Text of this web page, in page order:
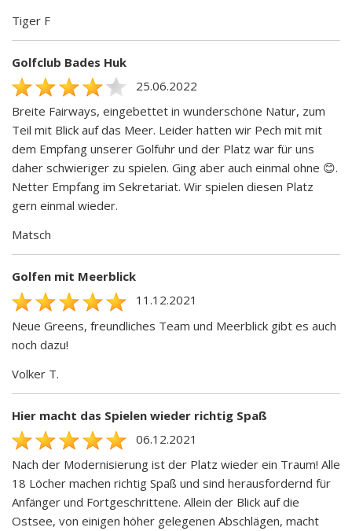
Tiger F
Golfclub Bades Huk
25.06.2022
Breite Fairways, eingebettet in wunderschöne Natur, zum
Teil mit Blick auf das Meer. Leider hatten wir Pech mit mit
dem Empfang unserer Golfuhr und der Platz war für uns
daher schwieriger zu spielen. Ging aber auch einmal ohne 😊.
Netter Empfang im Sekretariat. Wir spielen diesen Platz
gern einmal wieder.
Matsch
Golfen mit Meerblick
11.12.2021
Neue Greens, freundliches Team und Meerblick gibt es auch
noch dazu!
Volker T.
Hier macht das Spielen wieder richtig Spaß
06.12.2021
Nach der Modernisierung ist der Platz wieder ein Traum! Alle
18 Löcher machen richtig Spaß und sind herausfordernd für
Anfänger und Fortgeschrittene. Allein der Blick auf die
Ostsee, von einigen höher gelegenen Abschlägen, macht